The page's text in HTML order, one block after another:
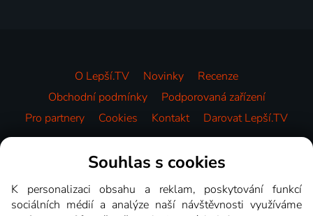
O Lepší.TV Novinky
Recenze
Obchodní podmínky
Podporovaná zařízení
Pro partnery
Cookies Kontakt Darovat Lepší.TV
Videotéka
Souhlas s cookies
K personalizaci obsahu a reklam, poskytování funkcí
sociálních médií a analýze naší návštěvnosti využíváme